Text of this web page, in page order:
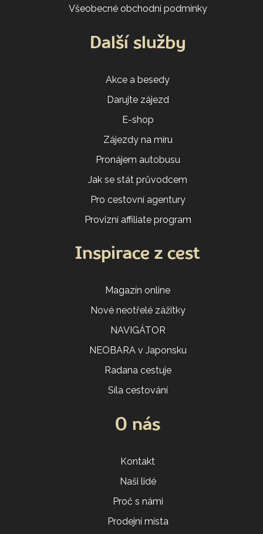
Všeobecné obchodní podmínky
Další služby
Akce a besedy
Darujte zájezd
E-shop
Zájezdy na míru
Pronájem autobusu
Jak se stát průvodcem
Pro cestovní agentury
Provizní affiliate program
Inspirace z cest
Magazín online
Nové neotřelé zážitky
NAVIGÁTOR
NEOBARA v Japonsku
Radana cestuje
Síla cestování
O nás
Kontakt
Naši lidé
Proč s námi
Prodejní místa